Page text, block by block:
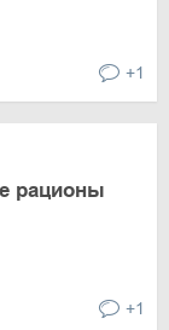
+1
рационы
+1